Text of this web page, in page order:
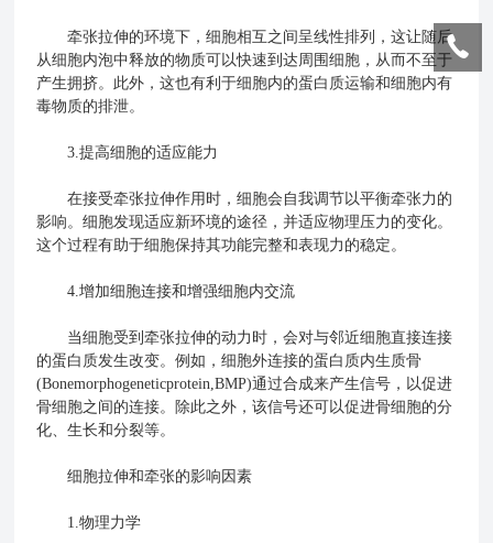
牵张拉伸的环境下，细胞相互之间呈线性排列，这让随后
从细胞内泡中释放的物质可以快速到达周围细胞，从而不至于
产生拥挤。此外，这也有利于细胞内的蛋白质运输和细胞内有
毒物质的排泄。
3.提高细胞的适应能力
在接受牵张拉伸作用时，细胞会自我调节以平衡牵张力的
影响。细胞发现适应新环境的途径，并适应物理压力的变化。
这个过程有助于细胞保持其功能完整和表现力的稳定。
4.增加细胞连接和增强细胞内交流
当细胞受到牵张拉伸的动力时，会对与邻近细胞直接连接
的蛋白质发生改变。例如，细胞外连接的蛋白质内生质骨
(Bonemorphogeneticprotein,BMP)通过合成来产生信号，以促进
骨细胞之间的连接。除此之外，该信号还可以促进骨细胞的分
化、生长和分裂等。
细胞拉伸和牵张的影响因素
1.物理力学